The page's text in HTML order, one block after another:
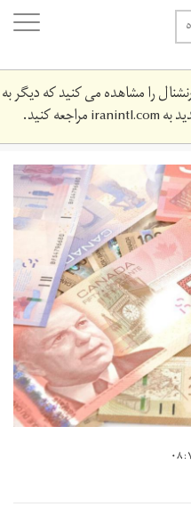
را مشاهده می کنید که دیگر به
بهiranintl.comمراجعه کنید.